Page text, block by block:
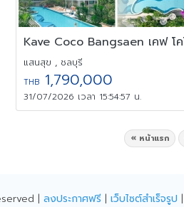
แสนสุข , ชลบุรี
THB 1,790,000
31/07/2026 เวลา 15:54:57 น.
« หน้าแรก
| ลงประกาศฟรี | เว็บไซต์สำเร็จรูป |